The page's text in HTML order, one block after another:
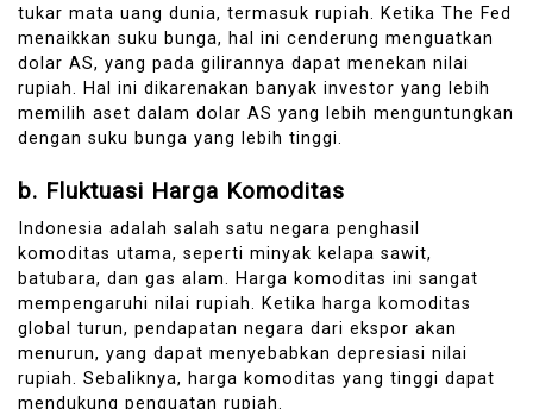
tukar mata uang dunia, termasuk rupiah. Ketika The Fed
menaikkan suku bunga, hal ini cenderung menguatkan
dolar AS, yang pada gilirannya dapat menekan nilai
rupiah. Hal ini dikarenakan banyak investor yang lebih
memilih aset dalam dolar AS yang lebih menguntungkan
dengan suku bunga yang lebih tinggi.
b. Fluktuasi Harga Komoditas
Indonesia adalah salah satu negara penghasil
komoditas utama, seperti minyak kelapa sawit,
batubara, dan gas alam. Harga komoditas ini sangat
mempengaruhi nilai rupiah. Ketika harga komoditas
global turun, pendapatan negara dari ekspor akan
menurun, yang dapat menyebabkan depresiasi nilai
rupiah. Sebaliknya, harga komoditas yang tinggi dapat
mendukung penguatan rupiah.